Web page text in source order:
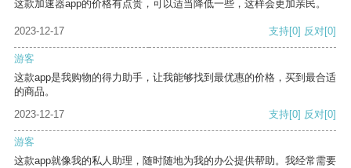
这款加速器app的价格有点贵，可以适当降低一些，这样会更加亲民。
2023-12-17 支持[0] 反对[0]
游客
这款app是我购物的得力助手，让我能够找到最优惠的价格，买到最合适
的商品。
2023-12-17
支持[0] 反对[0]
游客
这款app就像我的私人助理，随时随地为我的办公提供帮助。我经常需要